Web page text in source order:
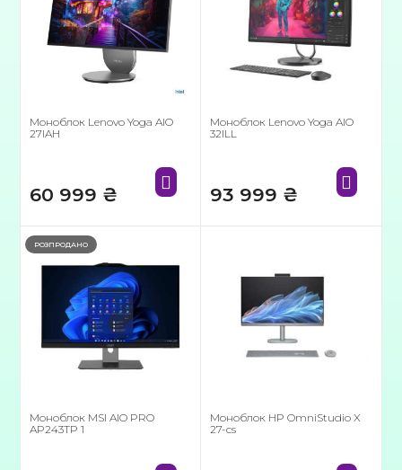
Моноблок Lenovo Yoga AIO
27IAH
60 999 ₴
Моноблок Lenovo Yoga AIO
32ILL
93 999 ₴
РОЗПРОДАНО
Моноблок MSI AIO PRO
AP243TP 1
Моноблок HP OmniStudio X
27-cs